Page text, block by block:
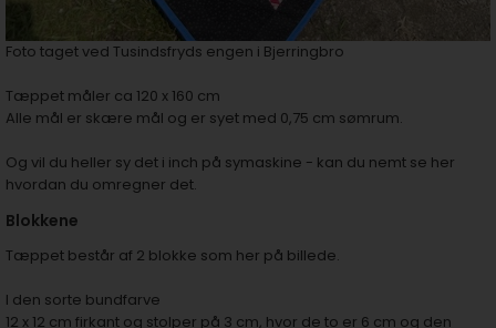
Foto taget ved Tusindsfryds engen i Bjerringbro
Tæppet måler ca 120 x 160 cm
Alle mål er skære mål og er syet med 0,75 cm sømrum.
Og vil du heller sy det i inch på symaskine - kan du nemt se her
hvordan du omregner det.
Blokkene
Tæppet består af 2 blokke som her på billede.
I den sorte bundfarve
12 x 12 cm firkant og stolper på 3 cm, hvor de to er 6 cm og den